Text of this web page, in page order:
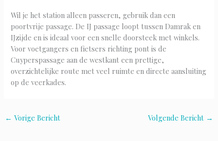
Wil je het station alleen passeren, gebruik dan een
poortvrije passage. De IJ passage loopt tussen Damrak en
IJzijde en is ideaal voor een snelle doorsteek met winkels.
Voor voetgangers en fietsers richting pont is de
Cuyperspassage aan de westkant een prettige,
overzichtelijke route met veel ruimte en directe aansluiting
op de veerkades.
← Vorige Bericht Volgende Bericht →